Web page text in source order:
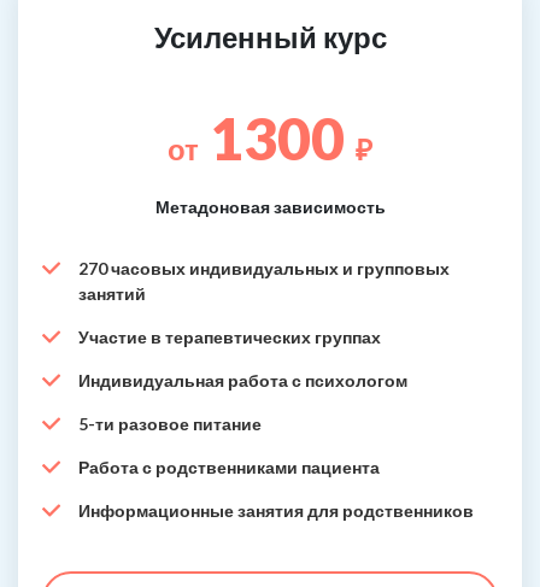
Усиленный курс
от 1300 ₽
Метадоновая зависимость
270 часовых индивидуальных и групповых
занятий
Участие в терапевтических группах
Индивидуальная работа с психологом
5-ти разовое питание
Работа с родственниками пациента
Информационные занятия для родственников